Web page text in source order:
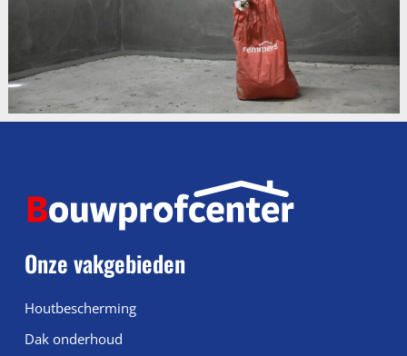
Onze vakgebieden
Houtbescherming
Dak onderhoud